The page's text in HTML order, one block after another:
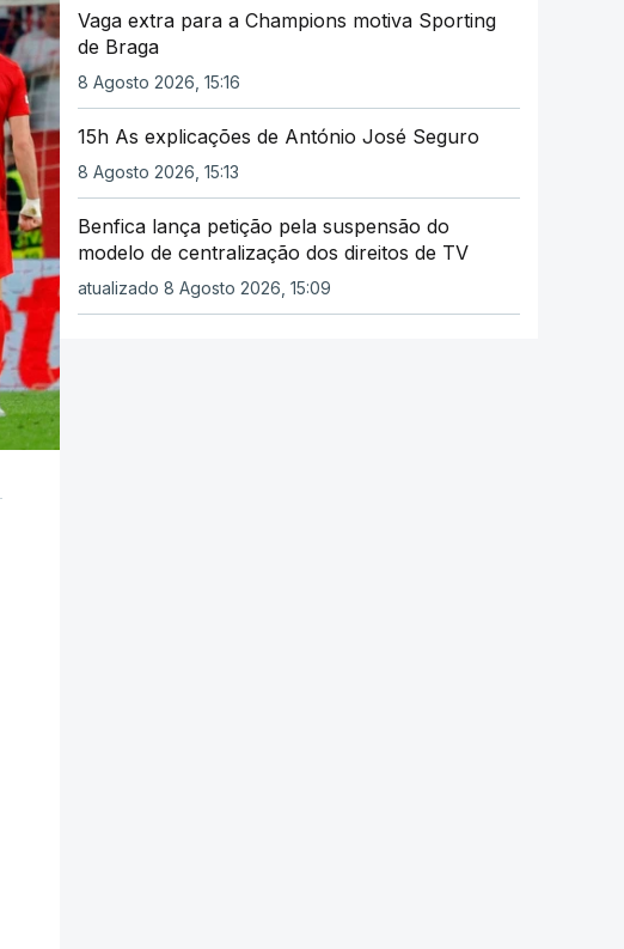
Vaga extra para a Champions motiva Sporting
de Braga
8 Agosto 2026, 15:16
15h As explicações de António José Seguro
8 Agosto 2026, 15:13
Benfica lança petição pela suspensão do
modelo de centralização dos direitos de TV
atualizado 8 Agosto 2026, 15:09